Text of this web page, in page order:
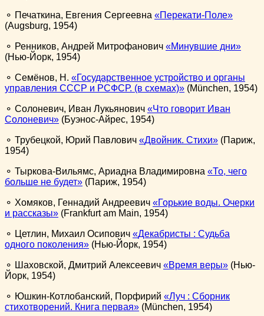
⚬ Печаткина, Евгения Сергеевна
Перекати-Поле
(Augsburg, 1954)
⚬ Ренников, Андрей Митрофанович
Минувшие дни
(Нью-Йорк, 1954)
⚬ Семёнов, Н.
Государственное устройство и органы
управления СССР и РСФСР. (в схемах)
(München, 1954)
⚬ Солоневич, Иван Лукьянович
Что говорит Иван
Солоневич
(Буэнос-Айрес, 1954)
⚬ Трубецкой, Юрий Павлович Двойник. Стихи
(Париж,
1954)
⚬ Тыркова-Вильямс, Ариадна Владимировна
То, чего
больше не будет
(Париж, 1954)
⚬ Хомяков, Геннадий Андреевич
Горькие воды. Очерки
и рассказы
(Frankfurt am Main, 1954)
⚬ Цетлин, Михаил Осипович
Декабристы : Судьба
одного поколения
(Нью-Йорк, 1954)
⚬ Шаховской, Дмитрий Алексеевич Время веры
(Нью-
Йорк, 1954)
⚬ Юшкин-Котлобанский, Порфирий
Луч : Сборник
стихотворений. Книга первая
(München, 1954)